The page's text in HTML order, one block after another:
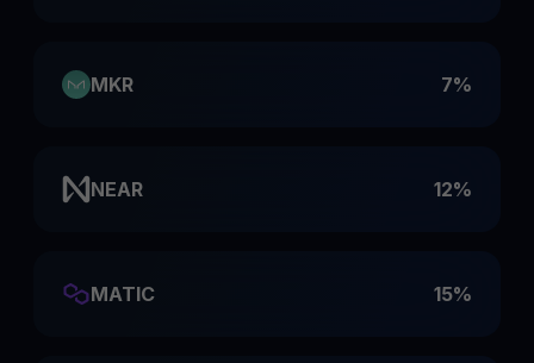
MKR 7%
NEAR 12%
MATIC 15%